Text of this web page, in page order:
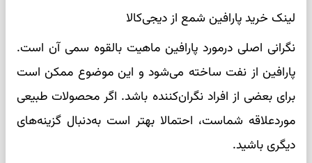
لینک خرید پارافین شمع از دیجی‌کالا
نگرانی اصلی درمورد پارافین ماهیت بالقوه سمی آن است.
پارافین از نفت ساخته می‌شود و این موضوع ممکن است
برای بعضی از افراد نگران‌کننده باشد. اگر محصولات طبیعی
موردعلاقه شماست، احتمالا بهتر است به‌دنبال گزینه‌های
دیگری باشید.